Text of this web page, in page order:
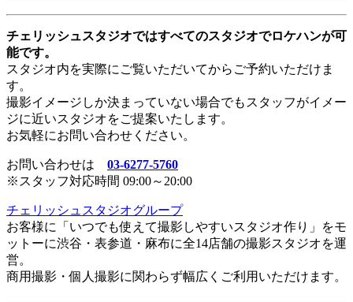
チェリッシュスタジオではすべてのスタジオでロケハンが可
能です。
スタジオ内を実際にご覧いただいてからご予約いただけま
す。
撮影イメージしか決まっていない場合でもスタッフがイメー
ジに近いスタジオをご提案いたします。
お気軽にお問い合わせください。
お問い合わせは 03-6277-5760
※スタッフ対応時間 09:00～20:00
チェリッシュスタジオグループ
お客様に「いつでも使えて撮影しやすいスタジオ作り」をモ
ットーに渋谷・表参道・麻布に全14店舗の撮影スタジオを運
営。
商用撮影・個人撮影に関わらず幅広くご利用いただけます。